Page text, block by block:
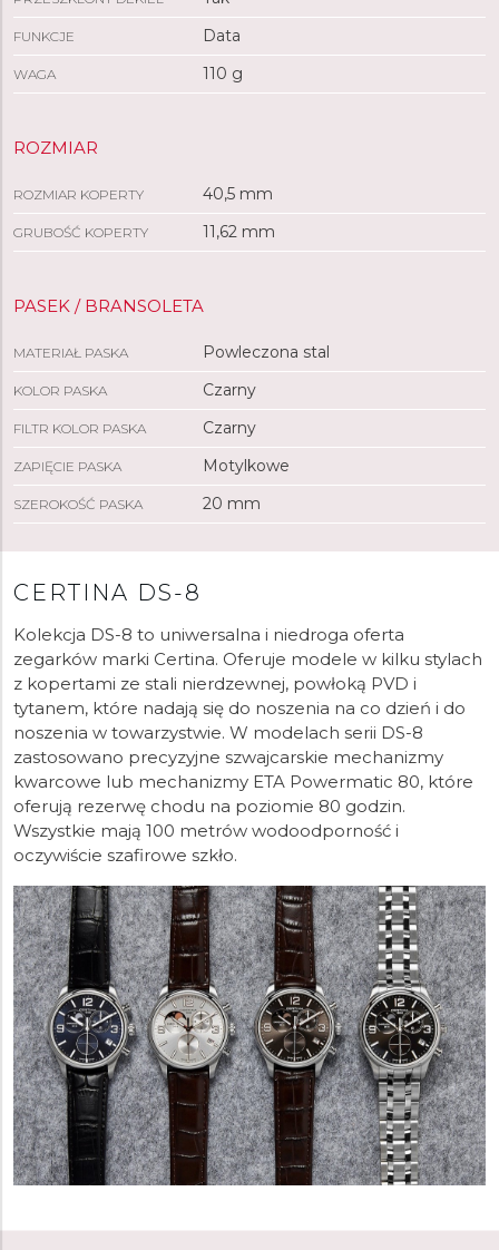
FUNKCJE Data
WAGA 110 g
ROZMIAR
ROZMIAR KOPERTY 40,5 mm
GRUBOŚĆ KOPERTY 11,62 mm
PASEK / BRANSOLETA
MATERIAŁ PASKA Powleczona stal
KOLOR PASKA Czarny
FILTR KOLOR PASKA Czarny
ZAPIĘCIE PASKA Motylkowe
SZEROKOŚĆ PASKA 20 mm
CERTINA DS-8
Kolekcja DS-8 to uniwersalna i niedroga oferta
zegarków marki Certina. Oferuje modele w kilku stylach
z kopertami ze stali nierdzewnej, powłoką PVD i
tytanem, które nadają się do noszenia na co dzień i do
noszenia w towarzystwie. W modelach serii DS-8
zastosowano precyzyjne szwajcarskie mechanizmy
kwarcowe lub mechanizmy ETA Powermatic 80, które
oferują rezerwę chodu na poziomie 80 godzin.
Wszystkie mają 100 metrów wodoodporność i
oczywiście szafirowe szkło.